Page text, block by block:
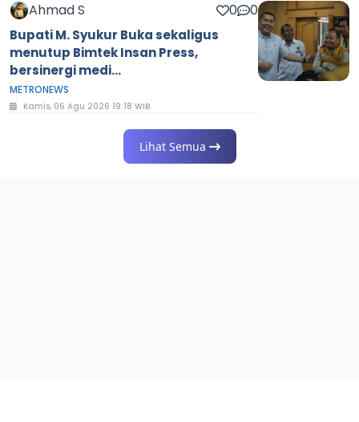
Ahmad S 0 0
Bupati M. Syukur Buka sekaligus
menutup Bimtek Insan Press,
bersinergi medi...
METRONEWS
Kamis, 06 Agu 2026 19:18 WIB
Lihat Semua